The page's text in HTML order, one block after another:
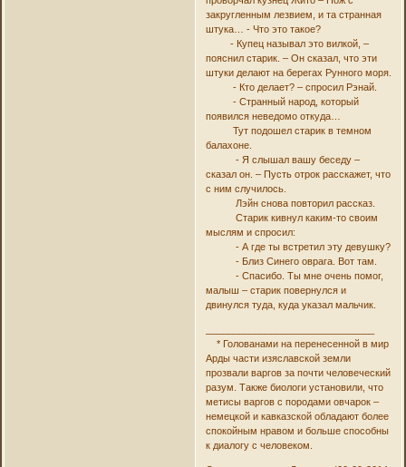
закругленным лезвием, и та странная
штука… - Что это такое?
- Купец называл это вилкой, –
пояснил старик. – Он сказал, что эти
штуки делают на берегах Рунного моря.
- Кто делает? – спросил Рэнай.
- Странный народ, который
появился неведомо откуда…
Тут подошел старик в темном
балахоне.
- Я слышал вашу беседу –
сказал он. – Пусть отрок расскажет, что
с ним случилось.
Лэйн снова повторил рассказ.
Старик кивнул каким-то своим
мыслям и спросил:
- А где ты встретил эту девушку?
- Близ Синего оврага. Вот там.
- Спасибо. Ты мне очень помог,
малыш – старик повернулся и
двинулся туда, куда указал мальчик.
* Голованами на перенесенной в мир
Арды части изяславской земли
прозвали варгов за почти человеческий
разум. Также биологи установили, что
метисы варгов с породами овчарок –
немецкой и кавказской обладают более
спокойным нравом и больше способны
к диалогу с человеком.